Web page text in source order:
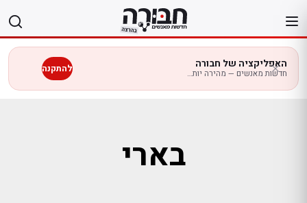
לתוכן
האפליקציה של חבורה
חדשות מאנשים — מהירה יותר בנייד להתקנה
בארי